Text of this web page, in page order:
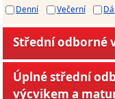
Denní
Večerní
Střední odborné
Úplné střední
výcvikem a